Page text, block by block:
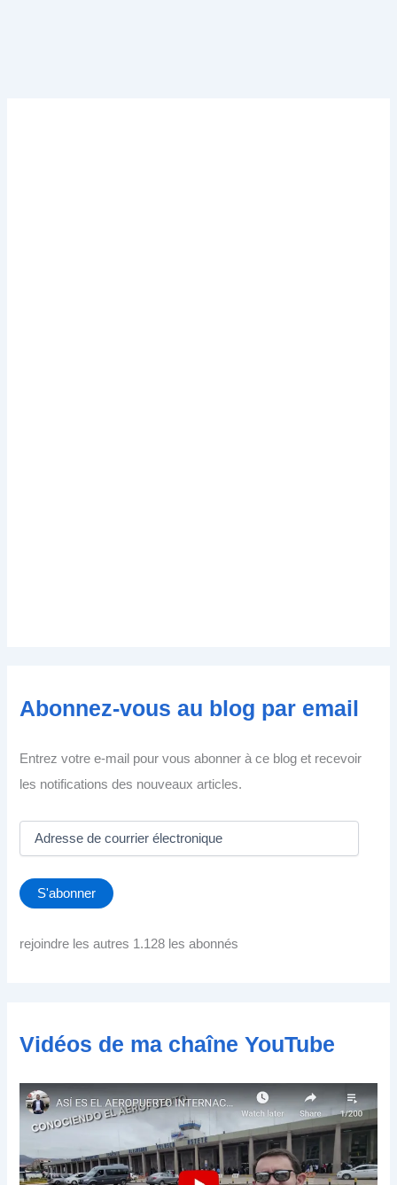
Abonnez-vous au blog par email
Entrez votre e-mail pour vous abonner à ce blog et recevoir
les notifications des nouveaux articles.
e
s
d
r
e
r
e
S'abonner
rejoindre les autres 1.128 les abonnés
Vidéos de ma chaîne YouTube